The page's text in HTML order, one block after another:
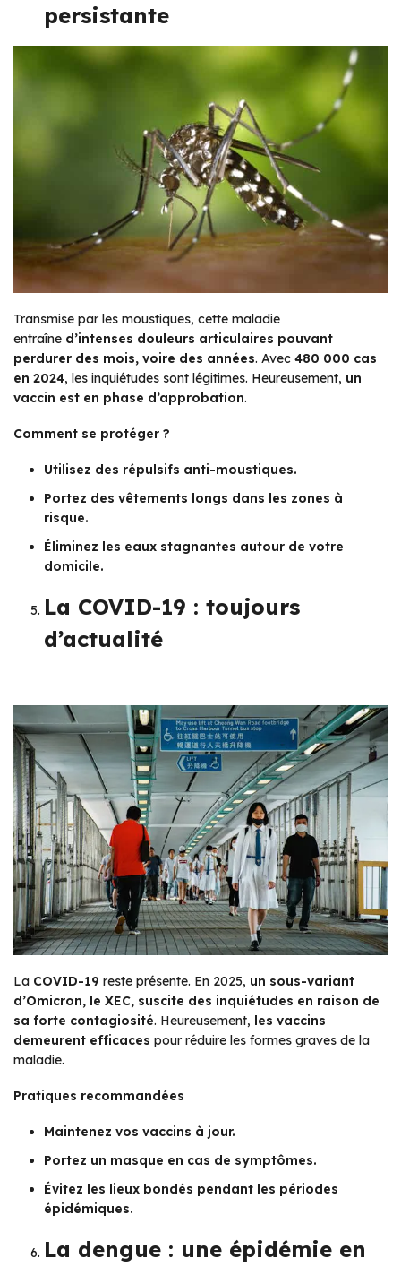
persistante
Transmise par les moustiques, cette maladie
entraîne d’intenses douleurs articulaires pouvant
perdurer des mois, voire des années. Avec 480 000 cas
en 2024, les inquiétudes sont légitimes. Heureusement, un
vaccin est en phase d’approbation.
Comment se protéger ?
Utilisez des répulsifs anti-moustiques.
Portez des vêtements longs dans les zones à
risque.
Éliminez les eaux stagnantes autour de votre
domicile.
La COVID-19 : toujours
d’actualité
La COVID-19 reste présente. En 2025, un sous-variant
d’Omicron, le XEC, suscite des inquiétudes en raison de
sa forte contagiosité. Heureusement, les vaccins
demeurent efficaces pour réduire les formes graves de la
maladie.
Pratiques recommandées
Maintenez vos vaccins à jour.
Portez un masque en cas de symptômes.
Évitez les lieux bondés pendant les périodes
épidémiques.
La dengue : une épidémie en